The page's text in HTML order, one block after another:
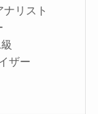
リスト
ザー